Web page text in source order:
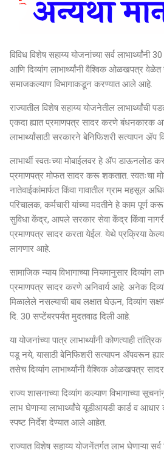
विविध विशेष सहाय्य योजनांच्या सर्व लाभार्थ्यांनी
आणि दिव्यांग लाभार्थ्यांनी वैश्विक ओळखपत्र
समाजकल्याण विभागाकडून करण्यात आले आहे.
राज्यातील विशेष सहाय्य योजनेतील लाभार्थ्यांची
एकदा ह्यात प्रमाणपत्र सादर करणे बंधनकारक
लाभार्थ्यांसाठी सरकारने बेनिफिशरी सत्यापन
लाभार्थी स्वतःच्या मोबाईलवर हे ॲप डाऊनलोड
प्रमाणपत्र मोफत सादर करू शकतात. स्वतःचा
नातेवाईकांमार्फत किंवा गावातील ग्राम महसूल
परिचालक, कर्मचारी यांच्या मदतीने हे काम पूर्ण
सुविधा केंद्र, आपले सरकार सेवा केंद्र किंवा
प्रमाणपत्र सादर करता येईल. येथे प्रक्रिया
लागणार आहे.
सामाजिक न्याय विभागाच्या नियमानुसार दिव्यांग
प्रमाणपत्र सादर करणे अनिवार्य आहे. अनेक
मिळालेले नसल्याची बाब लक्षात घेऊन, दिव्यांग
दि. 30 सप्टेंबरपर्यंत मुदतवाढ दिली आहे.
या योजनांच्या पात्र लाभार्थ्यांनी कोणत्याही
पडू नये, यासाठी बेनिफिशरी सत्यापन ॲपवरून
तसेच दिव्यांग लाभार्थ्यांनी वैश्विक ओळखपत्र
राज्य शासनाच्या दिव्यांग कल्याण विभागाच्या
लाभ घेणाऱ्या लाभार्थ्यांचे यूडीआयडी कार्ड व
स्पष्ट निर्देश देण्यात आले आहेत.
राज्यात विशेष सहाय्य योजनेंतर्गत लाभ घेणाऱ्या सर्व